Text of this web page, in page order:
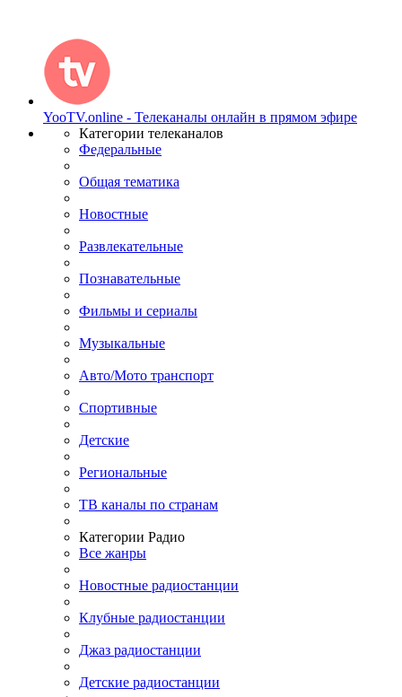
YooTV.online - Телеканалы онлайн в прямом эфире
Категории телеканалов
Федеральные
Общая тематика
Новостные
Развлекательные
Познавательные
Фильмы и сериалы
Музыкальные
Авто/Мото транспорт
Спортивные
Детские
Региональные
ТВ каналы по странам
Категории Радио
Все жанры
Новостные радиостанции
Клубные радиостанции
Джаз радиостанции
Детские радиостанции